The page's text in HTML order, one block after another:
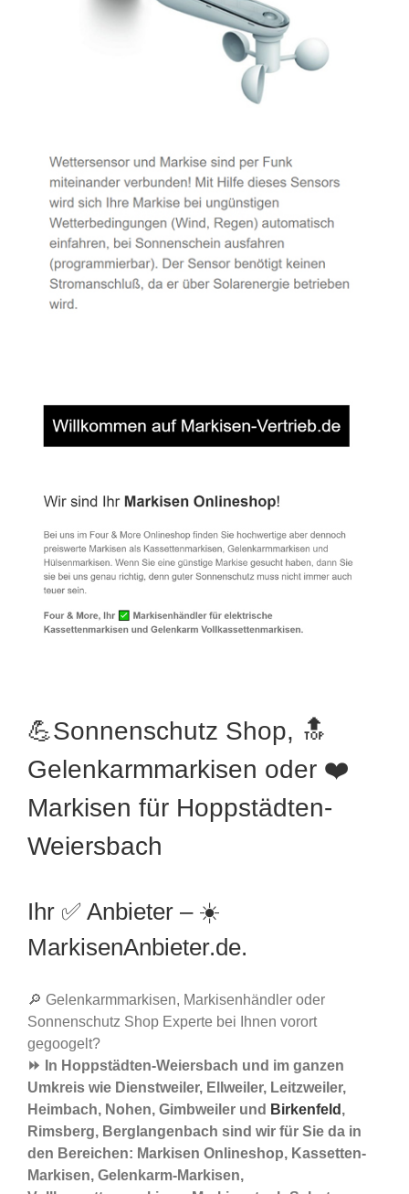
💪Sonnenschutz Shop, 🔝
Gelenkarmmarkisen oder ❤️
Markisen für Hoppstädten-
Weiersbach
Ihr ✅ Anbieter – ☀️
MarkisenAnbieter.de.
🔎 Gelenkarmmarkisen, Markisenhändler oder
Sonnenschutz Shop Experte bei Ihnen vorort
gegoogelt?
⏩ In Hoppstädten-Weiersbach und im ganzen
Umkreis wie Dienstweiler, Ellweiler, Leitzweiler,
Heimbach, Nohen, Gimbweiler und Birkenfeld ,
Rimsberg, Berglangenbach sind wir für Sie da in
den Bereichen: Markisen Onlineshop, Kassetten-
Markisen, Gelenkarm-Markisen,